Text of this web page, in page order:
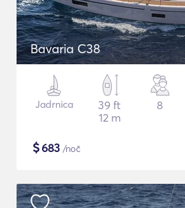
Bavaria C38
Jadrnica
39 ft
12 m
8
$683 /noč